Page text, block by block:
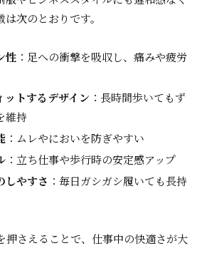
次のとおりです。
性 ：足への衝撃を吸収し、痛みや疲労
ットするデザイン ：長時間歩いてもず
維持
：ムレやにおいを防ぎやすい
：立ち仕事や歩行時の安定感アップ
しやすさ ：毎日ガシガシ履いても長持
押さえることで、仕事中の快適さが大